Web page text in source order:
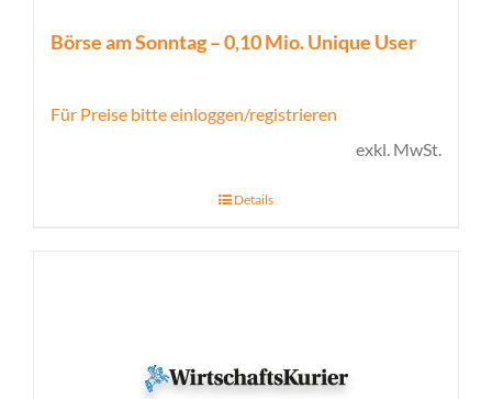
Börse am Sonntag – 0,10 Mio. Unique User
Für Preise bitte einloggen/registrieren
exkl. MwSt.
Details